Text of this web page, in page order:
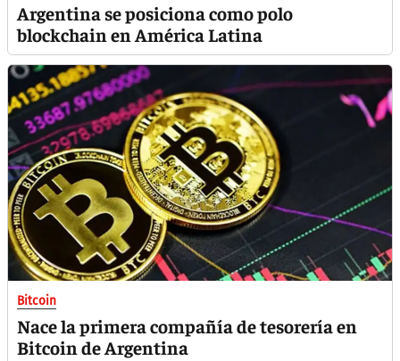
Argentina se posiciona como polo
blockchain en América Latina
Bitcoin
Nace la primera compañía de tesorería en
Bitcoin de Argentina